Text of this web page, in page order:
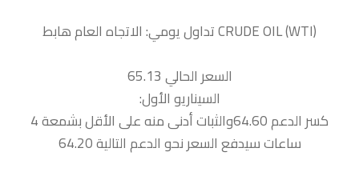
السعر الحالي 65.13
السيناريو الأول:
كسر الدعم 64.60والثبات أدنى منه على الأقل بشمعة 4
ساعات سيدفع السعر نحو الدعم التالية 64.20